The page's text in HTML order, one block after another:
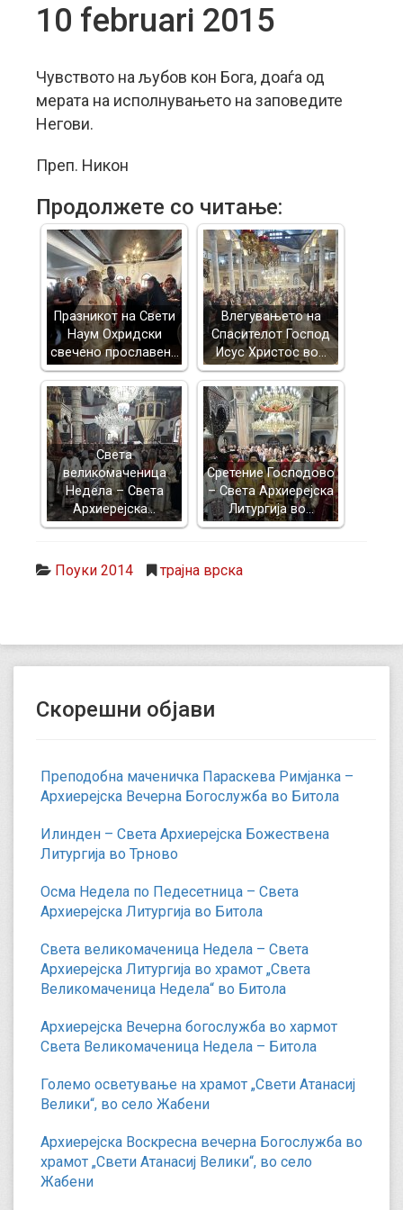
10 februari 2015
Чувството на љубов кон Бога, доаѓа од
мерата на исполнувањето на заповедите
Негови.
Преп. Никон
Продолжете со читање:
Празникот на Свети
Наум Охридски
свечено прославен…
Влегувањето на
Спасителот Господ
Исус Христос во…
Света
великомаченица
Недела – Света
Архиерејска…
Сретение Господово
– Света Архиерејска
Литургија во…
Поуки 2014 трајна врска
Скорешни објави
Преподобна маченичка Параскева Римјанка –
Архиерејска Вечерна Богослужба во Битола
Илинден – Света Архиерејска Божествена
Литургија во Трново
Осма Недела по Педесетница – Света
Архиерејска Литургија во Битола
Света великомаченица Недела – Света
Архиерејска Литургија во храмот „Света
Великомаченица Недела“ во Битола
Архиерејска Вечерна богослужба во хармот
Света Великомаченица Недела – Битола
Големо осветување на храмот „Свети Атанасиј
Велики“, во село Жабени
Архиерејска Воскресна вечерна Богослужба во
храмот „Свети Атанасиј Велики“, во село
Жабени